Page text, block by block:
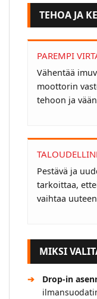
TEHOA JA
PAREMPI
Vähentää
moottorin
tehoon ja
Pestävä ja
tarkoittaa,
vaihtaa
MIKSI
Drop-in